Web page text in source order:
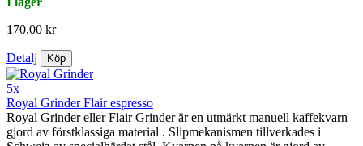
170,00 kr
Detalj Köp
5x
Royal Grinder Flair espresso
Royal Grinder eller Flair Grinder är en utmärkt manuell kaffekvarn
gjord av förstklassiga material . Slipmekanismen tillverkades i